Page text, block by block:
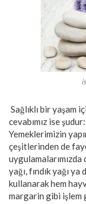
Sağlıklı bir yaşam
cevabımız ise
Yemeklerimizin
çeşitlerinden de
uygulamalarımızda
yağı, fındık yağı
kullanarak hem
margarin gibi işlem